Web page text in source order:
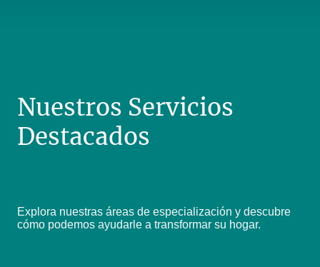
Nuestros Servicios
Destacados
Explora nuestras áreas de especialización y descubre
cómo podemos ayudarle a transformar su hogar.